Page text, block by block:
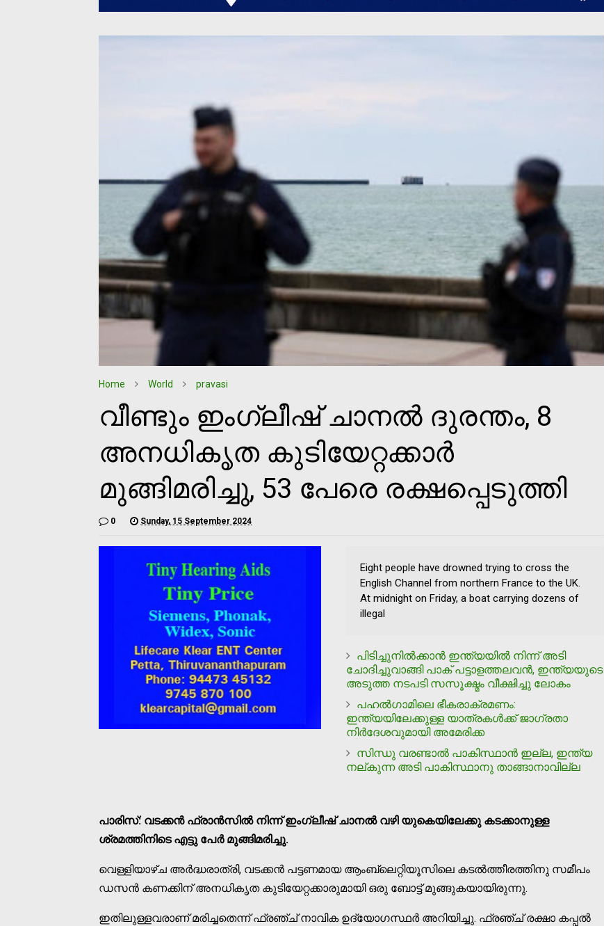
Home World pravasi
വീണ്ടും ഇംഗ്ലീഷ് ചാനല്‍ ദുരന്തം, 8
അനധികൃത കുടിയേറ്റക്കാര്‍
മുങ്ങിമരിച്ചു, 53 പേരെ രക്ഷപ്പെടുത്തി
0 Sunday, 15 September 2024
Eight people have drowned trying to cross the
English Channel from northern France to the UK.
At midnight on Friday, a boat carrying dozens of
illegal
പിടിച്ചുനില്‍ക്കാന്‍ ഇന്ത്യയില്‍ നിന്ന് അടി
ചോദിച്ചുവാങ്ങി പാക് പട്ടാളത്തലവന്‍, ഇന്ത്യയുടെ
അടുത്ത നടപടി സസൂക്ഷ്മം വീക്ഷിച്ചു ലോകം
പഹല്‍ഗാമിലെ ഭീകരാക്രമണം:
ഇന്ത്യയിലേക്കുള്ള യാത്രകള്‍ക്ക് ജാഗ്രതാ
നിര്‍ദേശവുമായി അമേരിക്ക
സിന്ധു വരണ്ടാല്‍ പാകിസ്ഥാന്‍ ഇല്ല, ഇന്ത്യ
നല്കുന്ന അടി പാകിസ്ഥാനു താങ്ങാനാവില്ല
പാരിസ്: വടക്കന്‍ ഫ്രാന്‍സില്‍ നിന്ന് ഇംഗ്ലീഷ് ചാനല്‍ വഴി യുകെയിലേക്കു കടക്കാനുള്ള
ശ്രമത്തിനിടെ എട്ടു പേര്‍ മുങ്ങിമരിച്ചു.
വെള്ളിയാഴ്ച അര്‍ദ്ധരാത്രി, വടക്കന്‍ പട്ടണമായ ആംബ്ലെറ്റിയൂസിലെ കടല്‍ത്തീരത്തിനു സമീപം
ഡസന്‍ കണക്കിന് അനധികൃത കുടിയേറ്റക്കാരുമായി ഒരു ബോട്ട് മുങ്ങുകയായിരുന്നു.
ഇതിലുള്ളവരാണ് മരിച്ചതെന്ന് ഫ്രഞ്ച് നാവിക ഉദ്യോഗസ്ഥര്‍ അറിയിച്ചു. ഫ്രഞ്ച് രക്ഷാ കപ്പല്‍